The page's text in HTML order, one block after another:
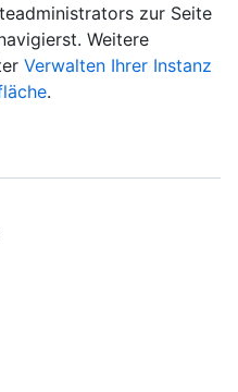
zur Seite
Weitere
Verwalten Ihrer Instanz
.